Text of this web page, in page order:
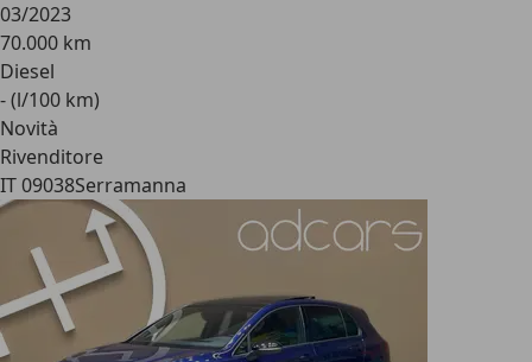
03/2023
70.000 km
Diesel
- (l/100 km)
Novità
Rivenditore
IT 09038Serramanna